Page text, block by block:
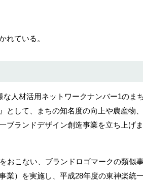
れている。
人材活用ネットワークナンバー1のまち
として、まちの知名度の向上や農産物
ブランドデザイン創造事業を立ち上げ
おこない、ブランドロゴマークの類似
業）を実施し、平成28年度の東神楽統